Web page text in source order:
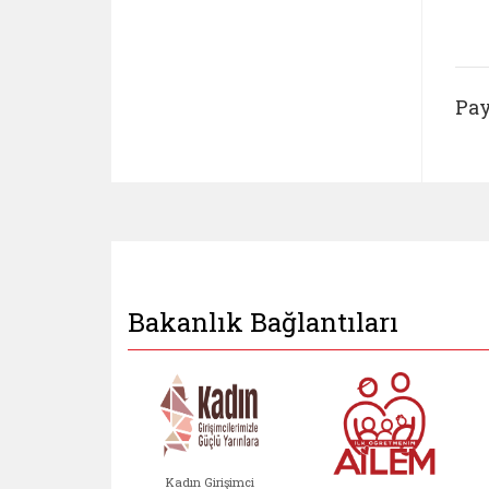
Bakanlık Bağlantıları
Kadın Girişimci